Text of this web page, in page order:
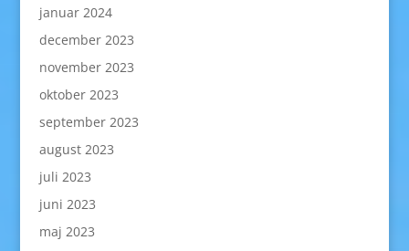
januar 2024
december 2023
november 2023
oktober 2023
september 2023
august 2023
juli 2023
juni 2023
maj 2023